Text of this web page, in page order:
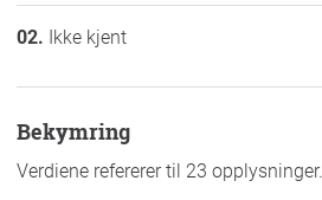
Ikke kjent
Bekymring
Verdiene refererer til 23 opplysninger.